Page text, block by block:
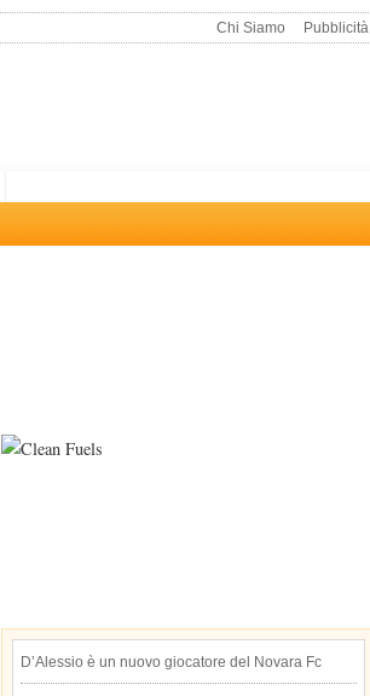
Chi Siamo Pubblicità
D’Alessio è un nuovo giocatore del Novara Fc